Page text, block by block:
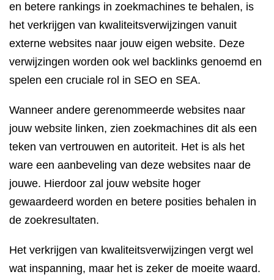
en betere rankings in zoekmachines te behalen, is
het verkrijgen van kwaliteitsverwijzingen vanuit
externe websites naar jouw eigen website. Deze
verwijzingen worden ook wel backlinks genoemd en
spelen een cruciale rol in SEO en SEA.
Wanneer andere gerenommeerde websites naar
jouw website linken, zien zoekmachines dit als een
teken van vertrouwen en autoriteit. Het is als het
ware een aanbeveling van deze websites naar de
jouwe. Hierdoor zal jouw website hoger
gewaardeerd worden en betere posities behalen in
de zoekresultaten.
Het verkrijgen van kwaliteitsverwijzingen vergt wel
wat inspanning, maar het is zeker de moeite waard.